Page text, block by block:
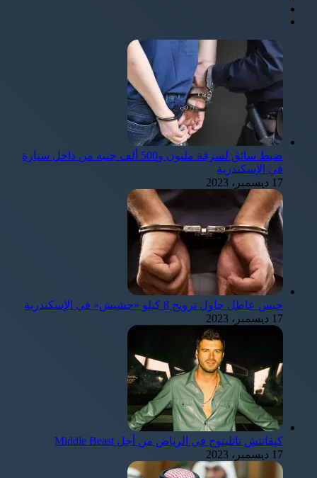
ضبط سائق لسرقة مليون و500 ألف جنيه من داخل سيارة
في الإسكندرية
17 ديسمبر، 2023
حبس عاطل حاول ترويج 8 كيلو «حشيش» في الإسكندرية
17 ديسمبر، 2023
كيفانتش تاتليتوج في الرياض من أجل Middle Beast
17 ديسمبر، 2023